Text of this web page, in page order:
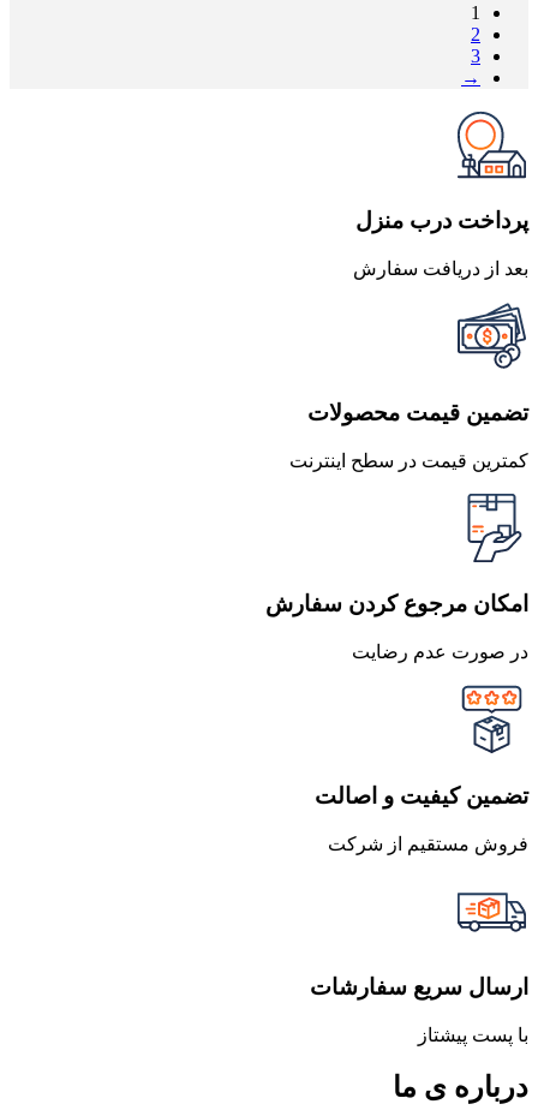
1
2
3
→
پرداخت درب منزل
بعد از دریافت سفارش
تضمین قیمت محصولات
کمترین قیمت در سطح اینترنت
امکان مرجوع کردن سفارش
در صورت عدم رضایت
تضمین کیفیت و اصالت
فروش مستقیم از شرکت
ارسال سریع سفارشات
با پست پیشتاز
درباره ی ما